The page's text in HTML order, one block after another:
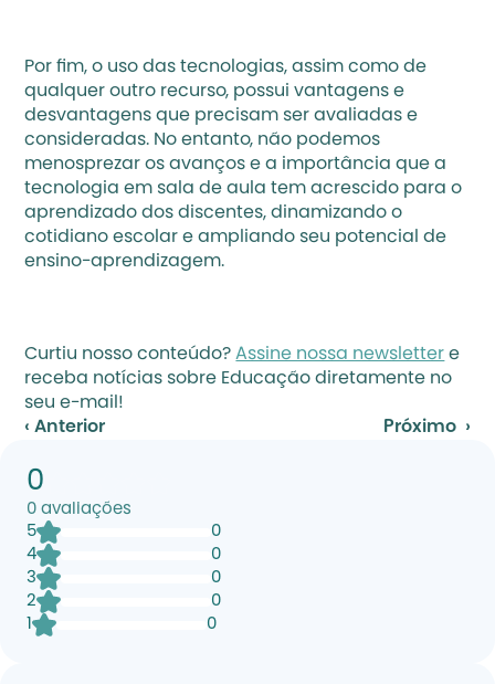
Por fim, o uso das tecnologias, assim como de
qualquer outro recurso, possui vantagens e
desvantagens que precisam ser avaliadas e
consideradas. No entanto, não podemos
menosprezar os avanços e a importância que a
tecnologia em sala de aula tem acrescido para o
aprendizado dos discentes, dinamizando o
cotidiano escolar e ampliando seu potencial de
ensino-aprendizagem.
Curtiu nosso conteúdo? Assine nossa newsletter e
receba notícias sobre Educação diretamente no
seu e-mail!
‹ Anterior
Próximo  ›
0
0 avaliações
5
0
4
0
3
0
2
0
0